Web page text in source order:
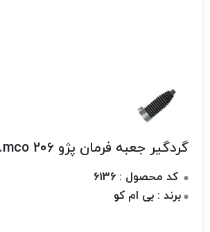
گردگیر جعبه فرمان پژو 206 B.mco
کد محصول : 6136
برند : بی ام کو